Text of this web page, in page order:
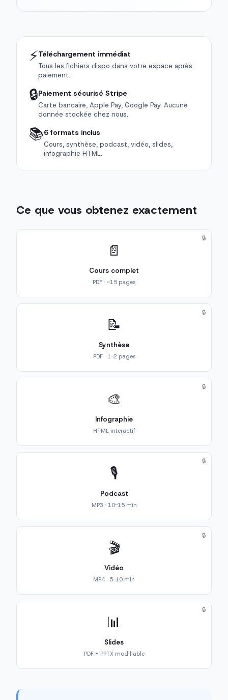
⚡Téléchargement immédiat
Tous les fichiers dispo dans votre espace après
paiement.
🔒Paiement sécurisé Stripe
Carte bancaire, Apple Pay, Google Pay. Aucune
donnée stockée chez nous.
📚6 formats inclus
Cours, synthèse, podcast, vidéo, slides,
infographie HTML.
Ce que vous obtenez exactement
📄
Cours complet
PDF · ~15 pages
🔒
📝
Synthèse
PDF · 1-2 pages
🔒
🎨
Infographie
HTML interactif
🔒
🎙️
Podcast
MP3 · 10-15 min
🔒
🎬
Vidéo
MP4 · 5-10 min
🔒
📊
Slides
PDF + PPTX modifiable
🔒